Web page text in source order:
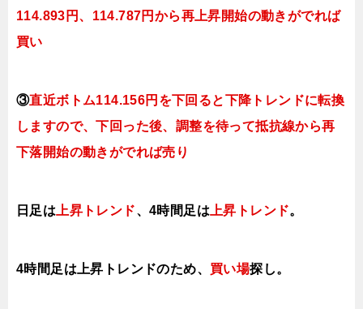
114.893円、114.787円 から再上昇開始の動きがでれば
買い
③直近ボトム114.156円を下回ると下降トレンドに転換
しますので、下回った後、調整を待って抵抗線から再
下落開始の動きがでれば売り
日足は 上昇トレンド、4時間足は 上昇トレンド。
4時間足は上昇ト レンドのため、 買い場探し。